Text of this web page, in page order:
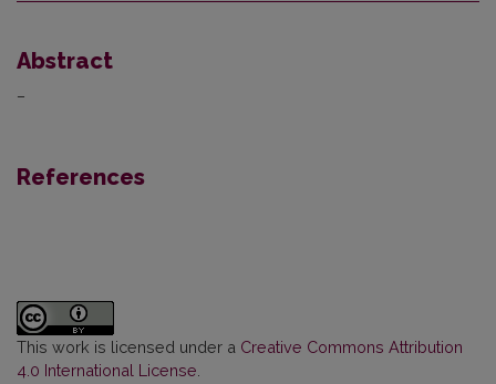
Abstract
–
References
This work is licensed under a Creative Commons Attribution
4.0 International License